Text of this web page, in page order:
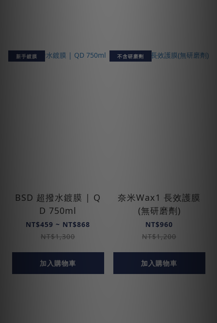
新手鍍膜
BSD 超撥水鍍膜 | Q
D 750ml
NT$459 ~ NT$868
NT$1,300
加入購物車
不含研磨劑
奈米Wax1 長效護膜
(無研磨劑)
NT$960
NT$1,200
加入購物車